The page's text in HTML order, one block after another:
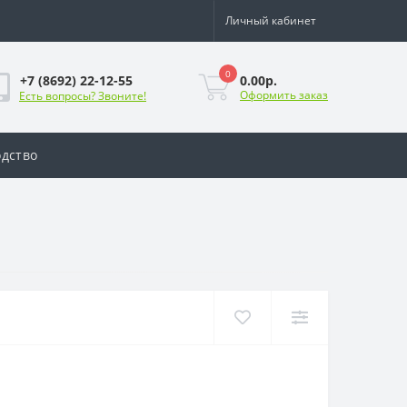
Личный кабинет
+7 (8692) 22-12-55
Есть вопросы? Звоните!
0 0.00р.
Оформить заказ